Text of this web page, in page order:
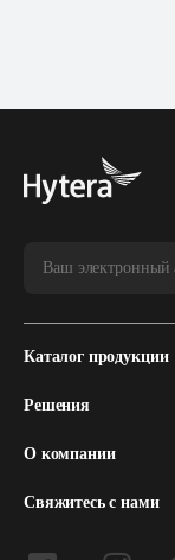
Каталог продукции
Решения
О компании
Свяжитесь с нами